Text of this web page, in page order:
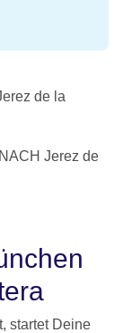
de la
Jerez de
startet Deine